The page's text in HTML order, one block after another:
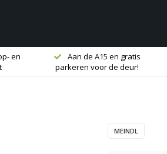
en
Aan de A15 en gratis
parkeren voor de deur!
MEINDL